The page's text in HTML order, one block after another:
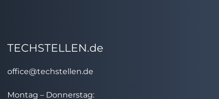
TECHSTELLEN.de
office@techstellen.de
Montag – Donnerstag: